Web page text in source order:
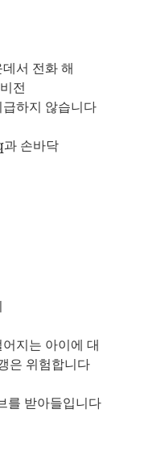
서 전화 해
전
하지 않습니다
손바닥
지는 아이에 대
은 위험합니다
를 받아들입니다